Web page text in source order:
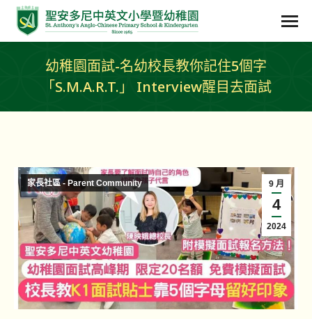
幼稚園面試-名幼校長教你記住5個字
「S.M.A.R.T.」 Interview醒目去面試
9 月
4
2024
家長社區 - Parent Community